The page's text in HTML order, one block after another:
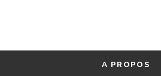
A PROPOS